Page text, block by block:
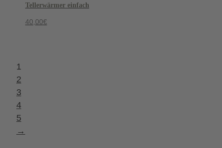
Tellerwärmer einfach
40,00€
1
2
3
4
5
→